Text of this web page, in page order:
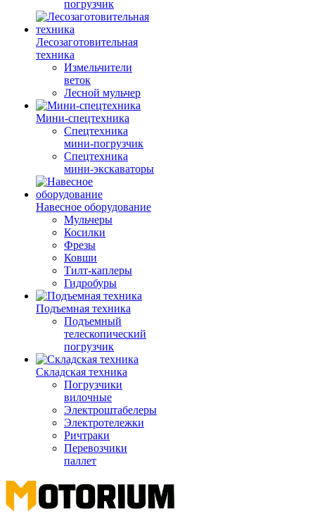
погрузчик
Лесозаготовительная
техника
Измельчители
веток
Лесной мульчер
Мини-спецтехника
Спецтехника
мини-погрузчик
Спецтехника
мини-экскаваторы
Навесное оборудование
Мульчеры
Косилки
Фрезы
Ковши
Тилт-каплеры
Гидробуры
Подъемная техника
Подъемный
телескопический
погрузчик
Складская техника
Погрузчики
вилочные
Электроштабелеры
Электротележки
Ричтраки
Перевозчики
паллет